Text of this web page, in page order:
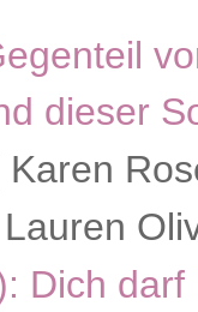
dieser
Karen
Lauren
Dich